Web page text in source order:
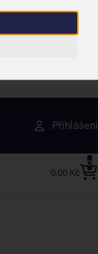
Přihlášení
0
0,00 Kč
dřív než